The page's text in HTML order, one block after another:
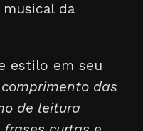
da
estilo em seu
comprimento das
de leitura